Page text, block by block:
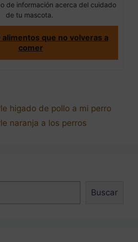
de información acerca del cuidado
de tu mascota.
alimentos que no volveras a
comer
higado de pollo a mi perro
naranja a los perros
Buscar